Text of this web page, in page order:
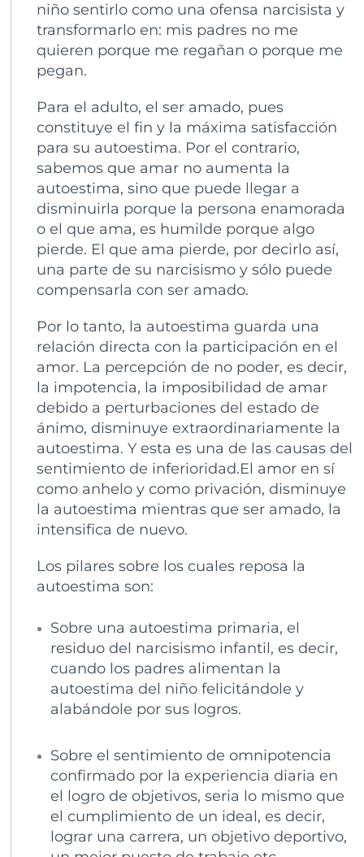
niño sentirlo como una ofensa narcisista y
transformarlo en: mis padres no me
quieren porque me regañan o porque me
pegan.
Para el adulto, el ser amado, pues
constituye el fin y la máxima satisfacción
para su autoestima. Por el contrario,
sabemos que amar no aumenta la
autoestima, sino que puede llegar a
disminuirla porque la persona enamorada
o el que ama, es humilde porque algo
pierde. El que ama pierde, por decirlo así,
una parte de su narcisismo y sólo puede
compensarla con ser amado.
Por lo tanto, la autoestima guarda una
relación directa con la participación en el
amor. La percepción de no poder, es decir,
la impotencia, la imposibilidad de amar
debido a perturbaciones del estado de
ánimo, disminuye extraordinariamente la
autoestima. Y esta es una de las causas del
sentimiento de inferioridad.El amor en sí
como anhelo y como privación, disminuye
la autoestima mientras que ser amado, la
intensifica de nuevo.
Los pilares sobre los cuales reposa la
autoestima son:
Sobre una autoestima primaria, el
residuo del narcisismo infantil, es decir,
cuando los padres alimentan la
autoestima del niño felicitándole y
alabándole por sus logros.
Sobre el sentimiento de omnipotencia
confirmado por la experiencia diaria en
el logro de objetivos, seria lo mismo que
el cumplimiento de un ideal, es decir,
lograr una carrera, un objetivo deportivo,